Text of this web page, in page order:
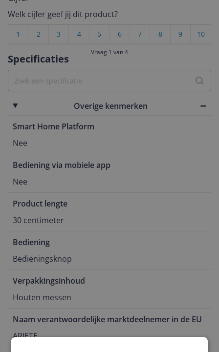
Specificaties
Overige kenmerken
Smart Home Platform
Nee
Bediening via mobiele app
Nee
Product lengte
30 centimeter
Bediening
Bedieningsknop
Verpakkingsinhoud
Houten messen
Naam verantwoordelijke marktdeelnemer in de EU
ARIETE
Welk cijfer geef jij dit product?
10
9
8
7
6
5
4
3
2
1
Vraag 1 van 4